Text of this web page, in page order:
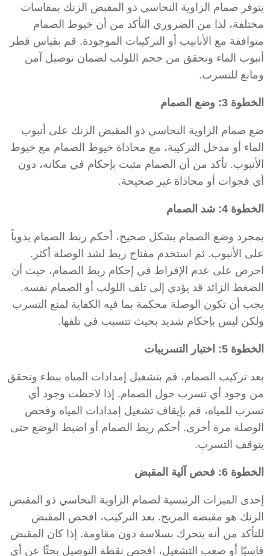
يتوفر صمام الزاوية النحاسي ذو المقبض الزنك بمقاسات
مختلفة، لذا من الضروري التأكد من أن خيوط الصمام
متوافقة مع الأنابيب أو التركيبات الموجودة. قم بقياس قطر
أنبوب الماء وتحقق من حجم اللولب لضمان توصيل آمن
ومانع للتسرب.
الخطوة 3: وضع الصمام
ضع صمام الزاوية النحاسي ذو المقبض الزنك على أنبوب
الماء أو مدخل التركيبة، مع محاذاة خيوط الصمام مع خيوط
الأنبوب. تأكد من أن الصمام مثبت بإحكام في مكانه، دون
أي فجوات أو محاذاة غير صحيحة.
الخطوة 4: شد الصمام
بمجرد وضع الصمام بشكل صحيح، أحكم ربط الصمام يدوياً
على الأنبوب. ثم استخدم مفتاح ربط لشد الوصلة أكثر.
احرص على عدم الإفراط في إحكام ربط الصمام، حيث أن
الضغط الزائد قد يؤدي إلى تلف اللولب أو الصمام نفسه.
يجب أن تكون الوصلة محكمة بما فيه الكفاية لمنع التسرب
ولكن ليس بإحكام شديد بحيث تتسبب في تلفها.
الخطوة 5: اختبار التسريبات
بعد تركيب الصمام، قم بتشغيل إمدادات المياه ببطء وتحقق
من وجود أي تسرب حول الصمام. إذا لاحظت وجود أي
تسرب للمياه، قم بإيقاف تشغيل إمدادات المياه وفحص
الوصلة مرة أخرى. أحكم ربط الصمام أو اضبط الوضع حتى
يتوقف التسرب.
الخطوة 6: فحص آلية المقبض
إحدى الميزات الرئيسية لصمام الزاوية النحاسي ذو المقبض
الزنك هو مقبضه المريح. بعد التركيب، افحص المقبض
للتأكد من أنه يتحرك بسلاسة دون مقاومة. إذا كان المقبض
قاسيًا أو صعب التشغيل، افحص نقطة التوصيل بحثًا عن أي